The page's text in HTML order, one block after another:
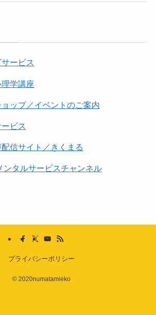
ービス
学講座
ップ／イベントのご案内
ビス
信サイト／きくまる
ンタルサービスチャンネル
プライバシーポリシー
© 2020numatamieko